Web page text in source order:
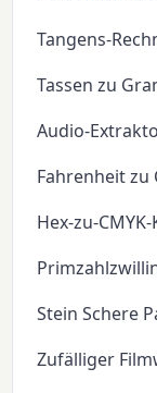
Tangens-
Tassen zu
Audio-
Fahrenheit zu
Hex-zu-
Stein Schere
Zufälliger